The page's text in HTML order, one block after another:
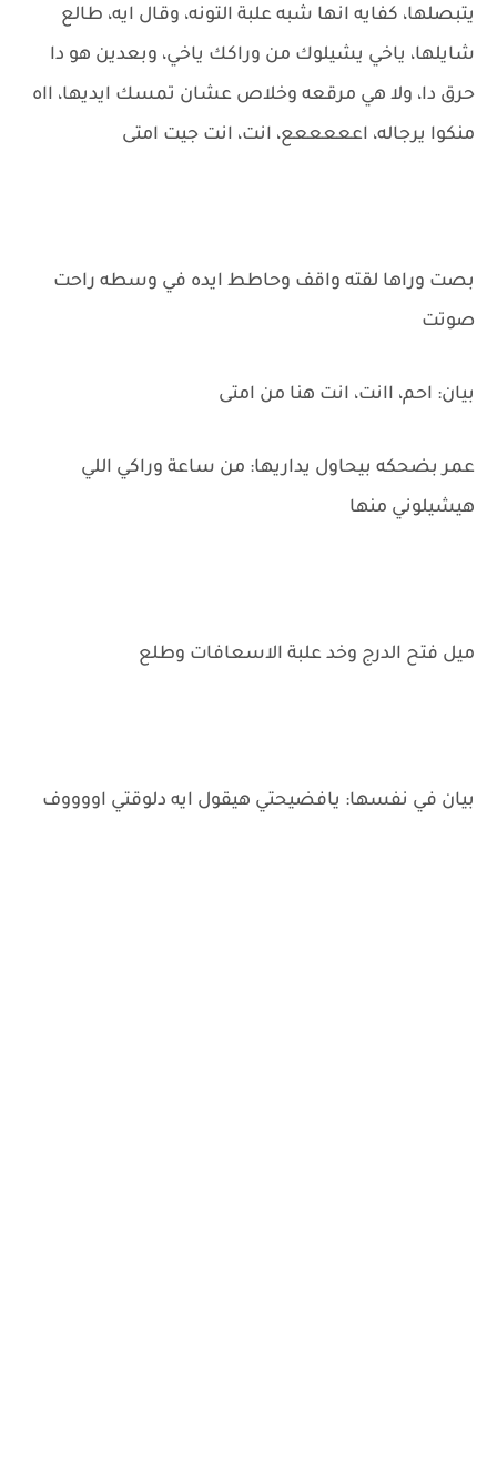
يتبصلها، كفايه انها شبه علبة التونه، وقال ايه، طالع
شايلها، ياخي يشيلوك من وراكك ياخي، وبعدين هو دا
حرق دا، ولا هي مرقعه وخلاص عشان تمسك ايديها، ااه
منكوا يرجاله، اعععععع، انت، انت جيت امتى
بصت وراها لقته واقف وحاطط ايده في وسطه راحت
صوتت
بيان: احم، اانت، انت هنا من امتى
عمر بضحكه بيحاول يداريها: من ساعة وراكي اللي
هيشيلوني منها
ميل فتح الدرج وخد علبة الاسعافات وطلع
بيان في نفسها: يافضيحتي هيقول ايه دلوقتي اووووف